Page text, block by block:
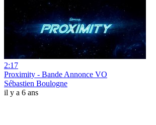
2:17
Proximity - Bande Annonce VO
Sébastien Boulogne
il y a 6 ans